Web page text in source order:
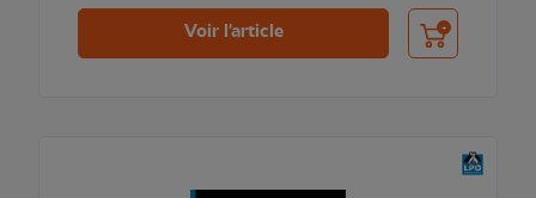
Voir l'article Ajouter au